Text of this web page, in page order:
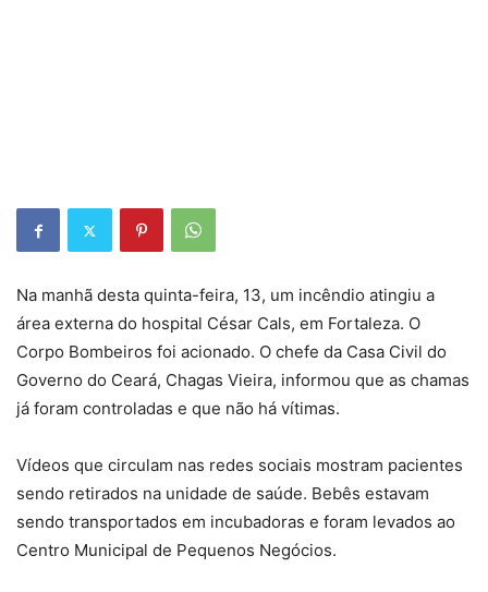
Na manhã desta quinta-feira, 13, um incêndio atingiu a
área externa do hospital César Cals, em Fortaleza. O
Corpo Bombeiros foi acionado. O chefe da Casa Civil do
Governo do Ceará, Chagas Vieira, informou que as chamas
já foram controladas e que não há vítimas.
Vídeos que circulam nas redes sociais mostram pacientes
sendo retirados na unidade de saúde. Bebês estavam
sendo transportados em incubadoras e foram levados ao
Centro Municipal de Pequenos Negócios.